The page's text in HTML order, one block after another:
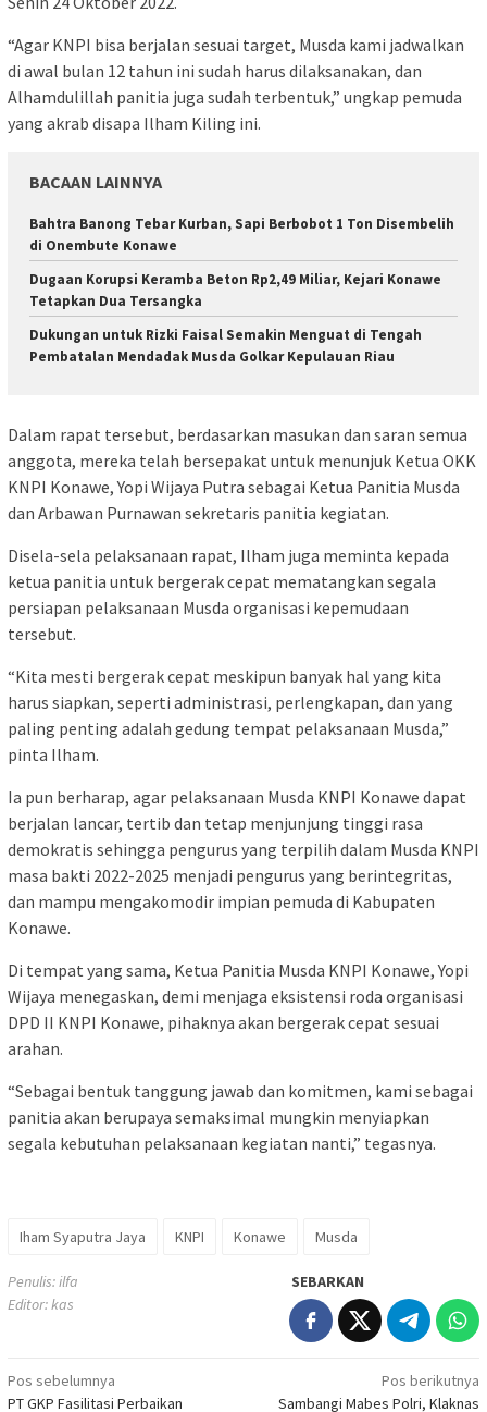
“Agar KNPI bisa berjalan sesuai target, Musda kami jadwalkan
di awal bulan 12 tahun ini sudah harus dilaksanakan, dan
Alhamdulillah panitia juga sudah terbentuk,” ungkap pemuda
yang akrab disapa Ilham Kiling ini.
BACAAN LAINNYA
Bahtra Banong Tebar Kurban, Sapi Berbobot 1 Ton Disembelih
di Onembute Konawe
Dugaan Korupsi Keramba Beton Rp2,49 Miliar, Kejari Konawe
Tetapkan Dua Tersangka
Dukungan untuk Rizki Faisal Semakin Menguat di Tengah
Pembatalan Mendadak Musda Golkar Kepulauan Riau
Dalam rapat tersebut, berdasarkan masukan dan saran semua
anggota, mereka telah bersepakat untuk menunjuk Ketua OKK
KNPI Konawe, Yopi Wijaya Putra sebagai Ketua Panitia Musda
dan Arbawan Purnawan sekretaris panitia kegiatan.
Disela-sela pelaksanaan rapat, Ilham juga meminta kepada
ketua panitia untuk bergerak cepat mematangkan segala
persiapan pelaksanaan Musda organisasi kepemudaan
tersebut.
“Kita mesti bergerak cepat meskipun banyak hal yang kita
harus siapkan, seperti administrasi, perlengkapan, dan yang
paling penting adalah gedung tempat pelaksanaan Musda,”
pinta Ilham.
Ia pun berharap, agar pelaksanaan Musda KNPI Konawe dapat
berjalan lancar, tertib dan tetap menjunjung tinggi rasa
demokratis sehingga pengurus yang terpilih dalam Musda KNPI
masa bakti 2022-2025 menjadi pengurus yang berintegritas,
dan mampu mengakomodir impian pemuda di Kabupaten
Konawe.
Di tempat yang sama, Ketua Panitia Musda KNPI Konawe, Yopi
Wijaya menegaskan, demi menjaga eksistensi roda organisasi
DPD II KNPI Konawe, pihaknya akan bergerak cepat sesuai
arahan.
“Sebagai bentuk tanggung jawab dan komitmen, kami sebagai
panitia akan berupaya semaksimal mungkin menyiapkan
segala kebutuhan pelaksanaan kegiatan nanti,” tegasnya.
Iham Syaputra Jaya KNPI Konawe Musda
Penulis: ilfa
Editor: kas
SEBARKAN
Navigasi
Pos sebelumnya
PT GKP Fasilitasi Perbaikan
Pos berikutnya
Sambangi Mabes Polri, Klaknas